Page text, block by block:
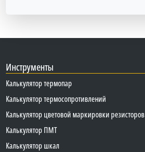
Инструменты
Калькулятор термопар
Калькулятор термосопротивлений
Калькулятор цветовой маркировки резисторов
Калькулятор ПМТ
Калькулятор шкал